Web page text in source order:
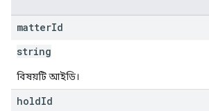
matterId
string
বিষয়টি আইডি।
holdId